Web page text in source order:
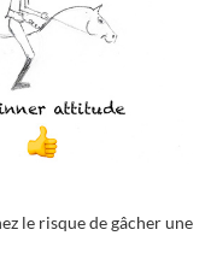
le risque de gâcher une